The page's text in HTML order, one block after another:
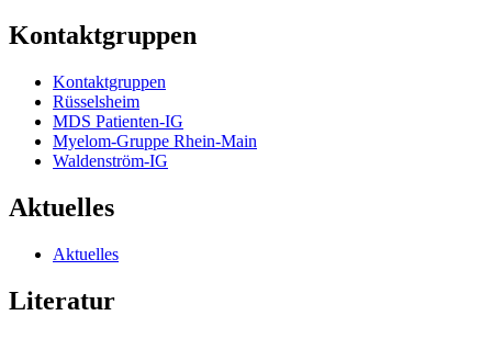
Kontaktgruppen
Kontaktgruppen
Rüsselsheim
MDS Patienten-IG
Myelom-Gruppe Rhein-Main
Waldenström-IG
Aktuelles
Aktuelles
Literatur